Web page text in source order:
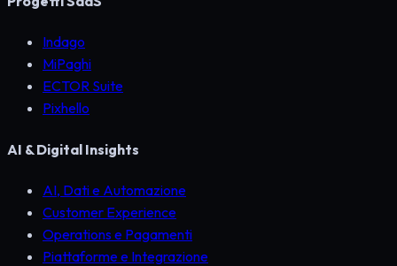
Indago
MiPaghi
ECTOR Suite
Pixhello
AI & Digital Insights
AI, Dati e Automazione
Customer Experience
Operations e Pagamenti
Piattaforme e Integrazione